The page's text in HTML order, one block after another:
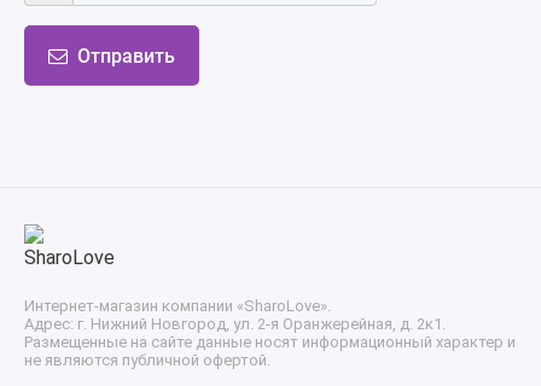
Отправить
Интернет-магазин компании «SharoLove».
Адрес: г. Нижний Новгород, ул. 2-я Оранжерейная, д. 2к1.
Размещенные на сайте данные носят информационный характер и
не являются публичной офертой.